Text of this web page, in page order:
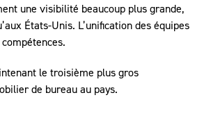
une visibilité beaucoup plus grande,
États-Unis. L’unification des équipes
le troisième plus gros
de bureau au pays.